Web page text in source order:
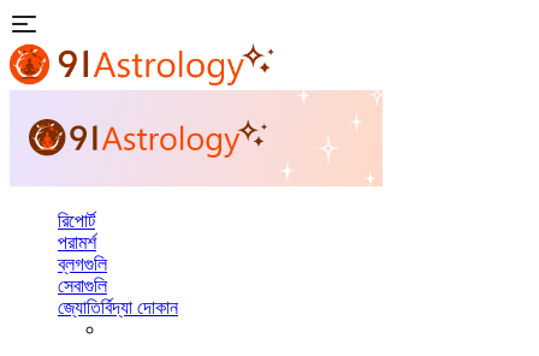
রিপোর্ট
পরামর্শ
ব্লগগুলি
সেবাগুলি
জ্যোতির্বিদ্যা দোকান